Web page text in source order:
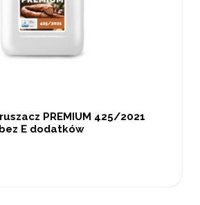
PREMIUM 425/2021
bez E dodatków